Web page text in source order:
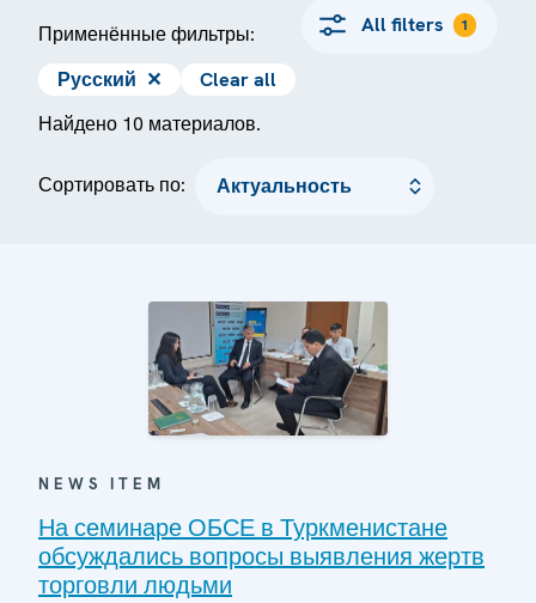
Применённые фильтры: All filters 1
Русский ✕
Clear all
Найдено 10 материалов.
Сортировать по:
NEWS ITEM
На семинаре ОБСЕ в Туркменистане
обсуждались вопросы выявления жертв
торговли людьми